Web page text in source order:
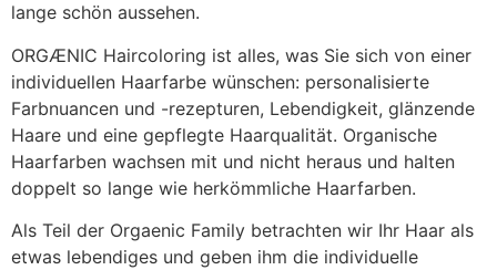
lange schön aussehen.
ORGÆNIC Haircoloring ist alles, was Sie sich von einer
individuellen Haarfarbe wünschen: personalisierte
Farbnuancen und -rezepturen, Lebendigkeit, glänzende
Haare und eine gepflegte Haarqualität. Organische
Haarfarben wachsen mit und nicht heraus und halten
doppelt so lange wie herkömmliche Haarfarben.
Als Teil der Orgaenic Family betrachten wir Ihr Haar als
etwas lebendiges und geben ihm die individuelle